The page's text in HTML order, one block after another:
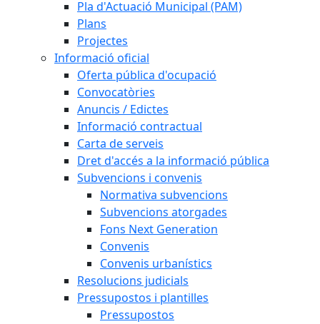
Pla d'Actuació Municipal (PAM)
Plans
Projectes
Informació oficial
Oferta pública d'ocupació
Convocatòries
Anuncis / Edictes
Informació contractual
Carta de serveis
Dret d'accés a la informació pública
Subvencions i convenis
Normativa subvencions
Subvencions atorgades
Fons Next Generation
Convenis
Convenis urbanístics
Resolucions judicials
Pressupostos i plantilles
Pressupostos